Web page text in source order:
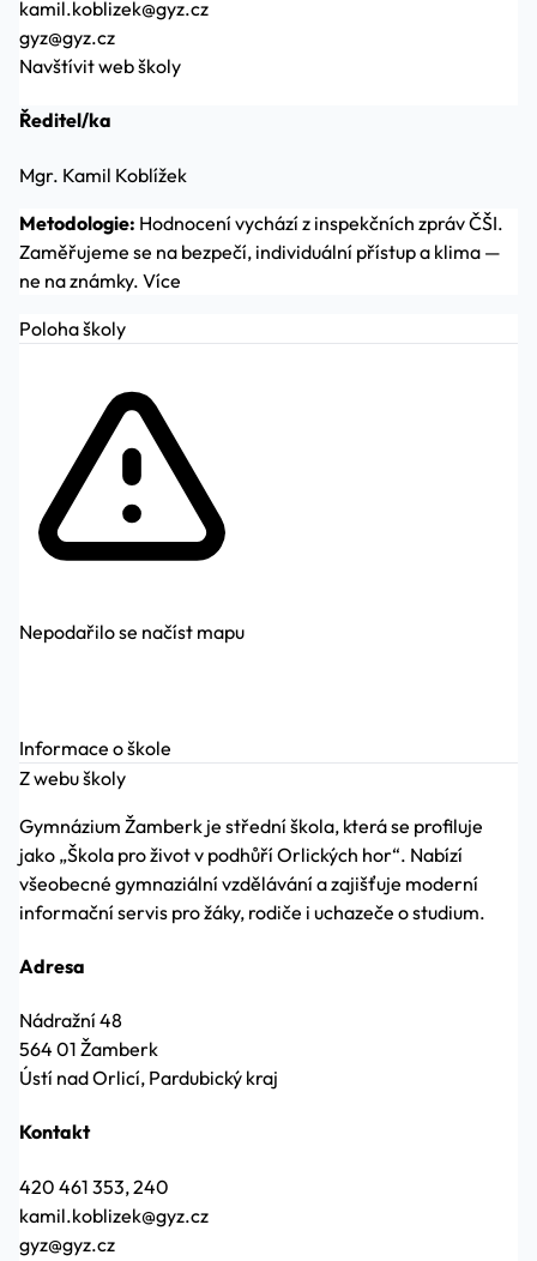
kamil.koblizek@gyz.cz
gyz@gyz.cz
Navštívit web školy
Ředitel/ka
Mgr. Kamil Koblížek
Metodologie: Hodnocení vychází z inspekčních zpráv ČŠI.
Zaměřujeme se na bezpečí, individuální přístup a klima —
ne na známky. Více
Poloha školy
Nepodařilo se načíst mapu
Informace o škole
Z webu školy
Gymnázium Žamberk je střední škola, která se profiluje
jako „Škola pro život v podhůří Orlických hor“. Nabízí
všeobecné gymnaziální vzdělávání a zajišťuje moderní
informační servis pro žáky, rodiče i uchazeče o studium.
Adresa
Nádražní 48
564 01 Žamberk
Ústí nad Orlicí, Pardubický kraj
Kontakt
420 461 353, 240
kamil.koblizek@gyz.cz
gyz@gyz.cz